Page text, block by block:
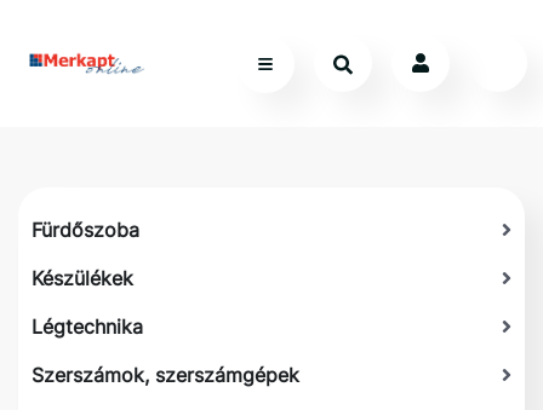
Fürdőszoba
Készülékek
Légtechnika
Szerszámok, szerszámgépek